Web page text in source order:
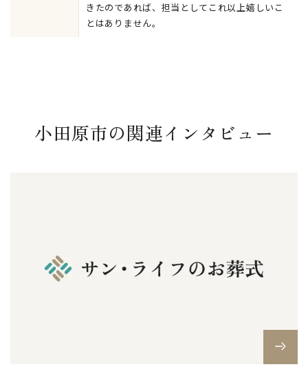
きたのであれば、担当としてこれ以上嬉しいこ
とはありません。
小田原市の関連インタビュー